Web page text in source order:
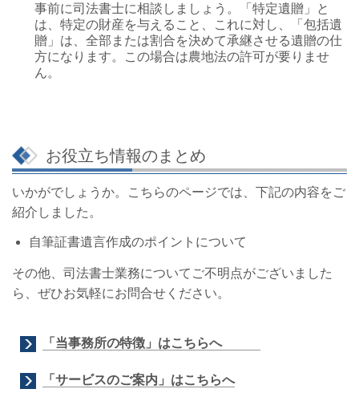
事前に司法書士に相談しましょう。「特定遺贈」と
は、特定の財産を与えること、これに対し、「包括遺
贈」は、全部または割合を決めて承継させる遺贈の仕
方になります。この場合は農地法の許可が要りませ
ん。
お役立ち情報のまとめ
いかがでしょうか。こちらのページでは、下記の内容をご
紹介しました。
自筆証書遺言作成のポイントについて
その他、司法書士業務についてご不明点がございました
ら、ぜひお気軽にお問合せください。
「当事務所の特徴」はこちらへ
「サービスのご案内」はこちらへ